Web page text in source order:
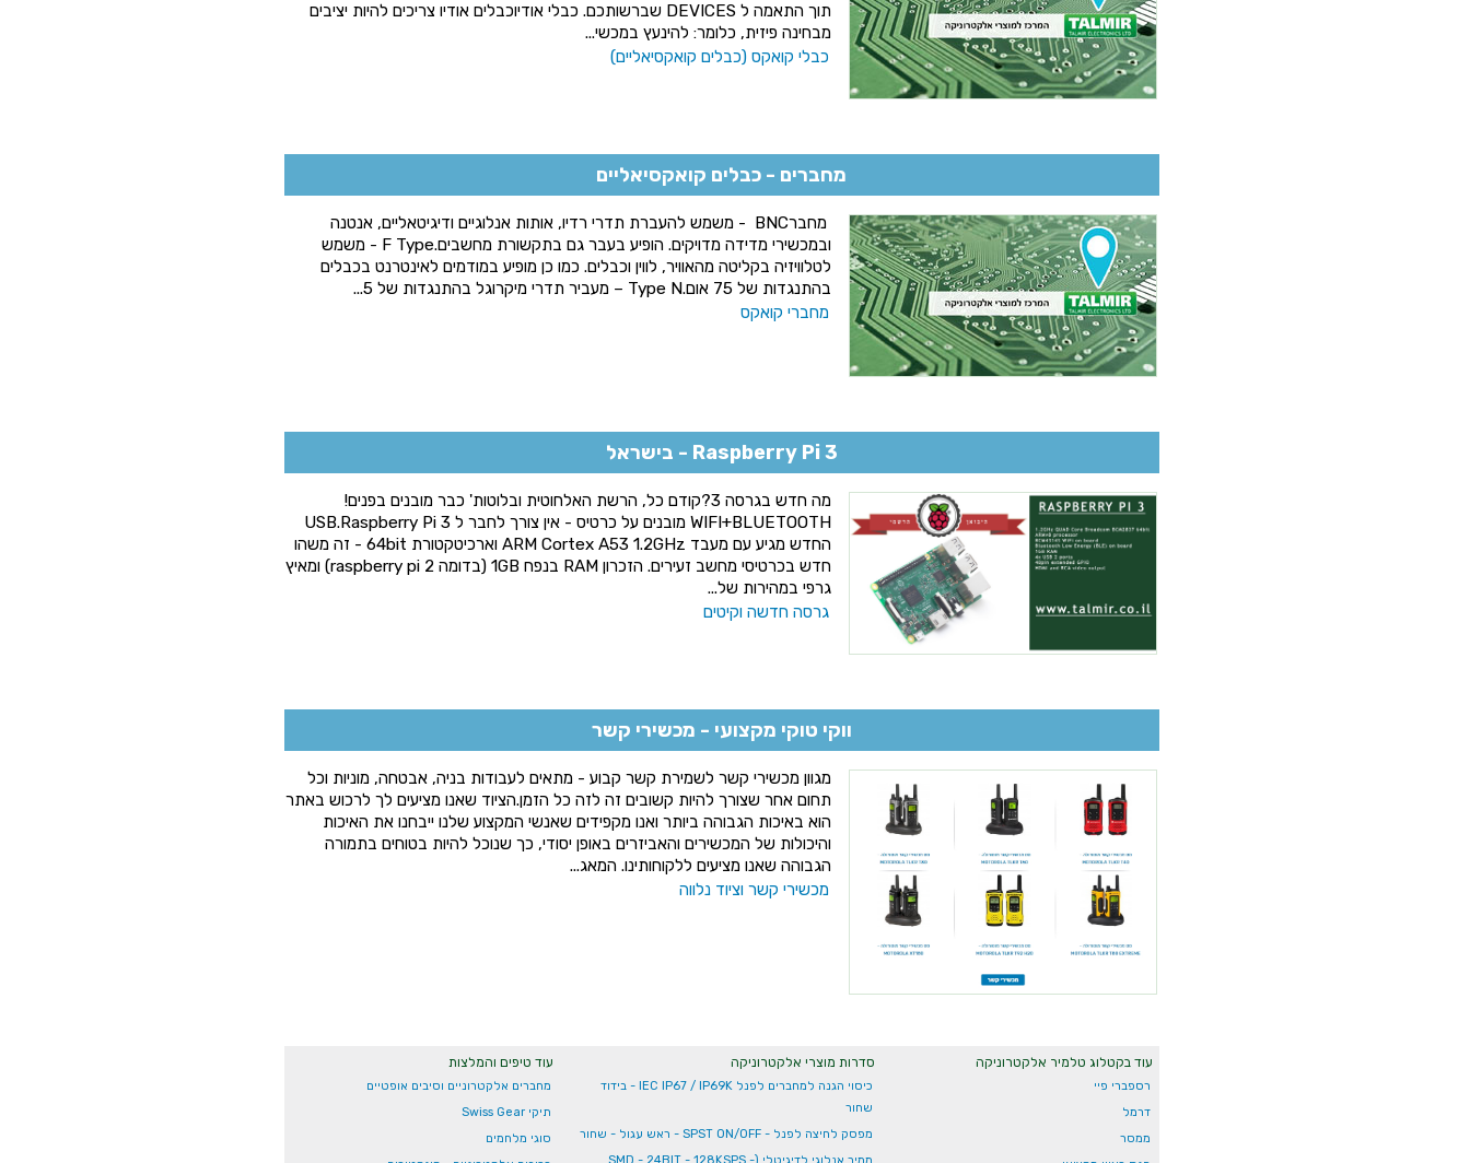
תוך התאמה ל DEVICES שברשותכם. כבלי אודיוכבלים אודיו צריכים להיות יציבים
מבחינה פיזית, כלומר: להינעץ במכשי...
כבלי קואקס (כבלים קואקסיאליים)
מחברים - כבלים קואקסיאליים
מחברBNC - משמש להעברת תדרי רדיו, אותות אנלוגיים ודיגיטאליים, אנטנה
ובמכשירי מדידה מדויקים. הופיע בעבר גם בתקשורת מחשבים.F Type - משמש
לטלוויזיה בקליטה מהאוויר, לווין וכבלים. כמו כן מופיע במודמים לאינטרנט בכבלים
בהתנגדות של 75 אום.Type N – מעביר תדרי מיקרוגל בהתנגדות של 5...
מחברי קואקס
Raspberry Pi 3 - בישראל
מה חדש בגרסה 3?קודם כל, הרשת האלחוטית ובלוטות' כבר מובנים בפנים!
WIFI+BLUETOOTH מובנים על כרטיס - אין צורך לחבר ל USB.Raspberry Pi 3
החדש מגיע עם מעבד ARM Cortex A53 1.2GHz וארכיטקטורת 64bit - זה משהו
חדש בכרטיסי מחשב זעירים. הזכרון RAM בנפח 1GB (בדומה raspberry pi 2) ומאיץ
גרפי במהירות של...
גרסה חדשה וקיטים
ווקי טוקי מקצועי - מכשירי קשר
מגוון מכשירי קשר לשמירת קשר קבוע - מתאים לעבודות בניה, אבטחה, מוניות וכל
תחום אחר שצורך להיות קשובים זה לזה כל הזמן.הציוד שאנו מציעים לך לרכוש באתר
הוא באיכות הגבוהה ביותר ואנו מקפידים שאנשי המקצוע שלנו ייבחנו את האיכות
והיכולות של המכשירים והאביזרים באופן יסודי, כך שנוכל להיות בטוחים בתמורה
הגבוהה שאנו מציעים ללקוחותינו. המאג...
מכשירי קשר וציוד נלווה
עוד טיפים והמלצות
מחברים אלקטרוניים וסיבים אופטיים
תיקי Swiss Gear
סוגי מלחמים
סדרות מוצרי אלקטרוניקה
כיסוי הגנה למחברים לפנל IEC IP67 / IP69K - בידוד
שחור
מפסק לחיצה לפנל - SPST ON/OFF - ראש עגול - שחור
עוד בקטלוג טלמיר אלקטרוניקה
רספברי פיי
דרמל
ממסר